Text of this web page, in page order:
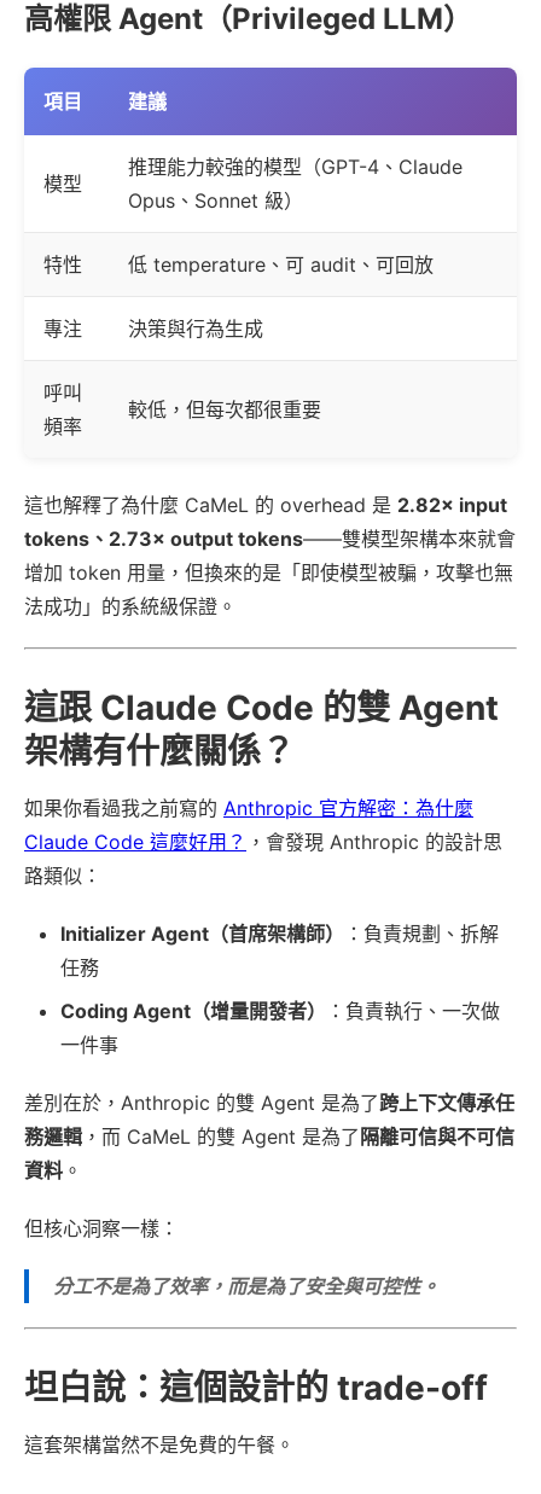
高權限 Agent（Privileged LLM）
項目 建議
模型
推理能力較強的模型（GPT-4、Claude
Opus、Sonnet 級）
特性 低 temperature、可 audit、可回放
專注 決策與行為生成
呼叫
頻率
較低，但每次都很重要
這也解釋了為什麼 CaMeL 的 overhead 是 2.82× input
tokens、2.73× output tokens——雙模型架構本來就會
增加 token 用量，但換來的是「即使模型被騙，攻擊也無
法成功」的系統級保證。
這跟 Claude Code 的雙 Agent
架構有什麼關係？
如果你看過我之前寫的 Anthropic 官方解密：為什麼
Claude Code 這麼好用？ ，會發現 Anthropic 的設計思
路類似：
Initializer Agent（首席架構師）
：負責規劃、拆解
任務
Coding Agent（增量開發者）
：負責執行、一次做
一件事
差別在於，Anthropic 的雙 Agent 是為了跨上下文傳承任
務邏輯 ，而 CaMeL 的雙 Agent 是為了 隔離可信與不可信
資料 。
但核心洞察一樣：
分工不是為了效率，而是為了安全與可控性。
坦白說：這個設計的 trade-off
這套架構當然不是免費的午餐。